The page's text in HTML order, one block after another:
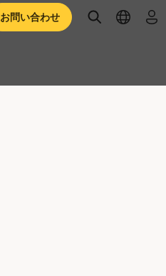
お問い合わせ openopen